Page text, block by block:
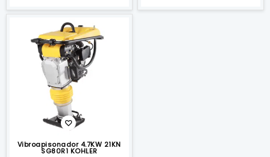
Vibroapisonador 4.7KW 21KN
SG80R1 KOHLER